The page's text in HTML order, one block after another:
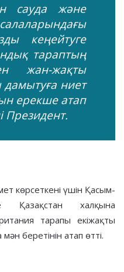
сауда және
кеңейтуге
тараптың
жан-жақты
ниет
ерекше атап
Президент.
көрсеткені үшін Қасым-
халқына
тарапы екіжақты
беретінін атап өтті.